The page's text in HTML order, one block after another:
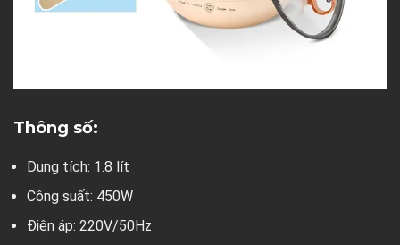
Thông số:
Dung tích: 1.8 lít
Công suất: 450W
Điện áp: 220V/50Hz